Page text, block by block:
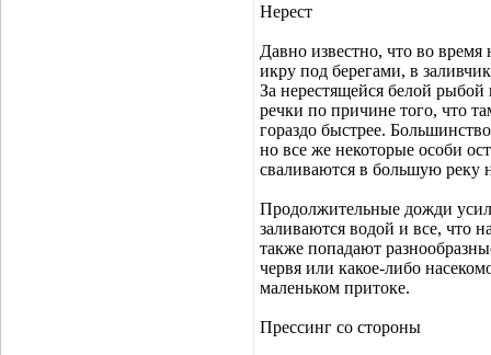
Нерест
Давно известно, что во
икру под берегами, в
За нерестящейся белой
речки по причине того, что
гораздо быстрее.
но все же некоторые особи
сваливаются в большую реку
Продолжительные дожди
заливаются водой и все, что
также попадают
червя или какое-либо
маленьком притоке.
Прессинг со стороны